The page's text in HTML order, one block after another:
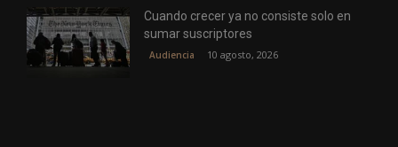
Cuando crecer ya no consiste solo en
sumar suscriptores
Audiencia 10 agosto, 2026